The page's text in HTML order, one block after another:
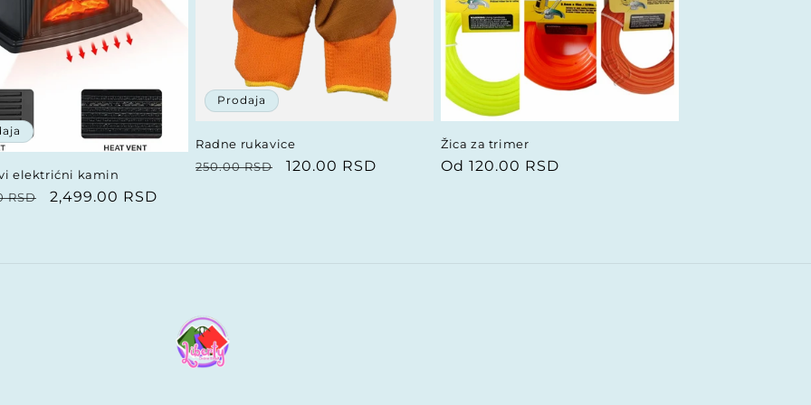
elektrićni kamin
RSD
Prodajna
2,499.00 RSD
Prodaja
Radne rukavice
Redovna
250.00 RSD
Prodajna
120.00 RSD
Žica za trimer
Redovna
Od 120.00 RSD